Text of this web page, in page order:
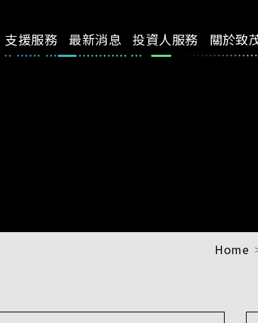
支援服務 最新消息 投資人服務 關於致
Home